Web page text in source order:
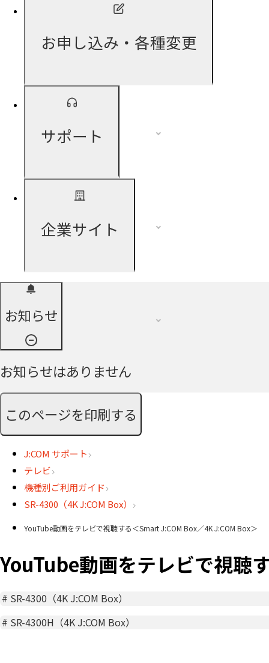
お申し込み・各種変更
サポート
企業サイト
お知らせ
お知らせはありません
このページを印刷する
J:COM サポート
テレビ
機種別ご利用ガイド
SR-4300（4K J:COM Box）
YouTube動画をテレビで視聴する＜Smart J:COM Box／4K J:COM Box＞
YouTube動画をテレビで視聴
# SR-4300（4K J:COM Box）
# SR-4300H（4K J:COM Box）